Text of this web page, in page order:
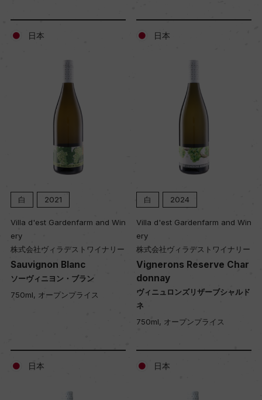
日本
白 2021
Villa d'est Gardenfarm and Win
ery
株式会社ヴィラデストワイナリー
Sauvignon Blanc
ソーヴィニヨン・ブラン
750ml, オープンプライス
日本
白 2024
Villa d'est Gardenfarm and Win
ery
株式会社ヴィラデストワイナリー
Vignerons Reserve Char
donnay
ヴィニュロンズリザーブシャルド
ネ
750ml, オープンプライス
日本 日本